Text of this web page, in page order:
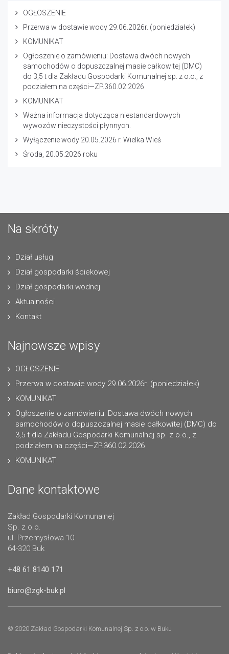
OGŁOSZENIE
Przerwa w dostawie wody 29.06.2026r. (poniedziałek)
KOMUNIKAT
Ogłoszenie o zamówieniu: Dostawa dwóch nowych
samochodów o dopuszczalnej masie całkowitej (DMC)
do 3,5 t dla Zakładu Gospodarki Komunalnej sp. z o.o., z
podziałem na części—ZP.360.02.2026
KOMUNIKAT
Ważna informacja dotycząca niestandardowych
wywozów nieczystości płynnych.
Wyłączenie wody 20.05.2026 r. Wielka Wieś
Środa, 20.05.2026 roku
Na skróty
Dział usług
Dział gospodarki ściekowej
Dział gospodarki wodnej
Aktualności
Kontakt
Najnowsze wpisy
OGŁOSZENIE
Przerwa w dostawie wody 29.06.2026r. (poniedziałek)
KOMUNIKAT
Ogłoszenie o zamówieniu: Dostawa dwóch nowych
samochodów o dopuszczalnej masie całkowitej (DMC) do
3,5 t dla Zakładu Gospodarki Komunalnej sp. z o.o., z
podziałem na części—ZP.360.02.2026
KOMUNIKAT
Dane kontaktowe
Zakład Gospodarki Komunalnej
Sp. z o.o.
ul. Przemysłowa 10
64-320 Buk
+48 61 8140 171
biuro@zgk-buk.pl
© 2020 Zakład Gospodarki Komunalnej Sp. z o.o. w Buku